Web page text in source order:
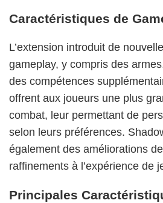
Caractéristiques de
L’extension introduit de
gameplay, y compris des
des compétences
offrent aux joueurs une plus
combat, leur permettant de
selon leurs préférences.
également des améliorations
raffinements à l’expérience de
Principales